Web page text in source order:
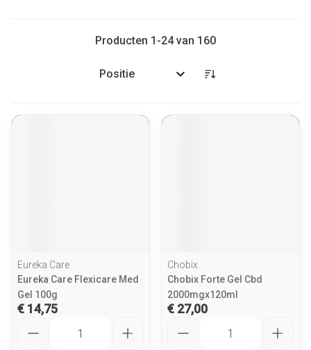
Producten 1 -24van 160
Sorteer op:
Eureka Care
Eureka Care Flexicare Med
Gel 100g
€ 14,75
Chobix
Chobix Forte Gel Cbd
2000mgx120ml
€ 27,00